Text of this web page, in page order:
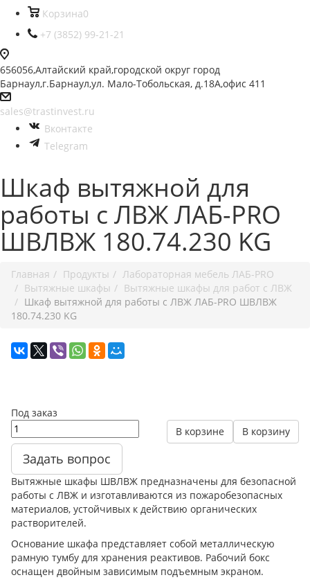
Корзина0
+7 (3852) 99-21-21
656056,Алтайский край,городской округ город
Барнаул,г.Барнаул,ул. Мало-Тобольская, д.18А,офис 411
sales@trastinvest.ru
Вконтакте
Telegram
Шкаф вытяжной для
работы с ЛВЖ ЛАБ-PRO
ШВЛВЖ 180.74.230 KG
Главная Продукты
Лабораторная мебель ЛАБ-PRO
Вытяжные шкафы
Вытяжные шкафы для работ с ЛВЖ
Шкаф вытяжной для работы с ЛВЖ ЛАБ-PRO ШВЛВЖ
180.74.230 KG
Под заказ
В корзину
В корзине
Задать вопрос
Вытяжные шкафы ШВЛВЖ предназначены для безопасной
работы с ЛВЖ и изготавливаются из пожаробезопасных
материалов, устойчивых к действию органических
растворителей.
Основание шкафа представляет собой металлическую
рамную тумбу для хранения реактивов. Рабочий бокс
оснащен двойным зависимым подъемным экраном.